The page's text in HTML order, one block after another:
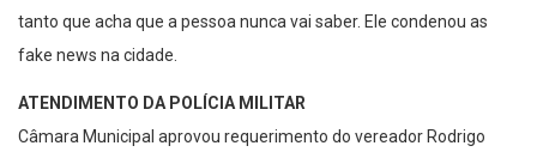
tanto que acha que a pessoa nunca vai saber. Ele condenou as
fake news na cidade.
ATENDIMENTO DA POLÍCIA MILITAR
Câmara Municipal aprovou requerimento do vereador Rodrigo